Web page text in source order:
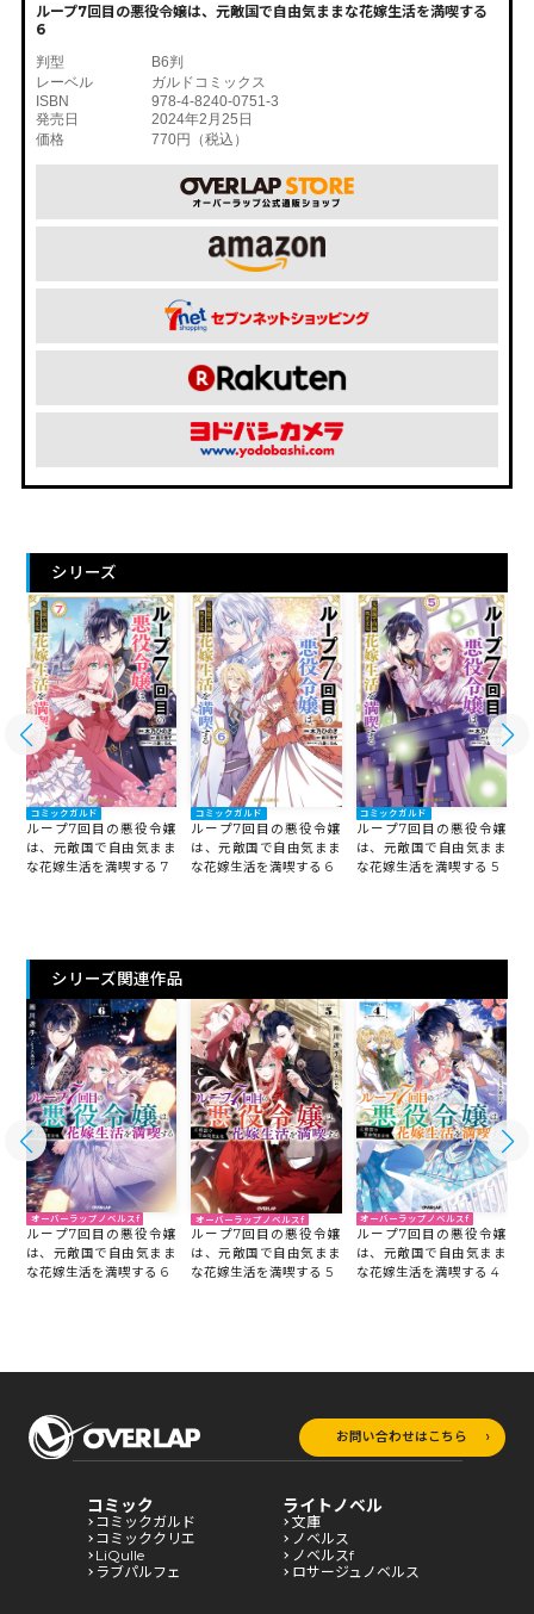
ループ7回目の悪役令嬢は、元敵国で自由気ままな花嫁生活を満喫する
6
判型
B6判
レーベル
ガルドコミックス
ISBN
978-4-8240-0751-3
発売日
2024年2月25日
価格
770円（税込）
シリーズ
コミックガルド
ループ7回目の悪役令嬢
は、元敵国で自由気まま
な花嫁生活を満喫する 7
コミックガルド
ループ7回目の悪役令嬢
は、元敵国で自由気まま
な花嫁生活を満喫する 6
コミックガルド
ループ7回目の悪役令嬢
は、元敵国で自由気まま
な花嫁生活を満喫する 5
シリーズ関連作品
オーバーラップノベルスf
ループ7回目の悪役令嬢
は、元敵国で自由気まま
な花嫁生活を満喫する 6
オーバーラップノベルスf
ループ7回目の悪役令嬢
は、元敵国で自由気まま
な花嫁生活を満喫する 5
オーバーラップノベルスf
ループ7回目の悪役令嬢
は、元敵国で自由気まま
な花嫁生活を満喫する 4
お問い合わせはこちら
コミック
コミックガルド
コミッククリエ
LiQulle
ラブパルフェ
ライトノベル
文庫
ノベルス
ノベルスf
ロサージュノベルス